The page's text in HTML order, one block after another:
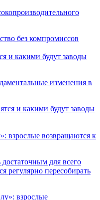
и какими будут заводы
изменения в
взрослые возвращаются к
достаточным для всего
регулярно пересобирать